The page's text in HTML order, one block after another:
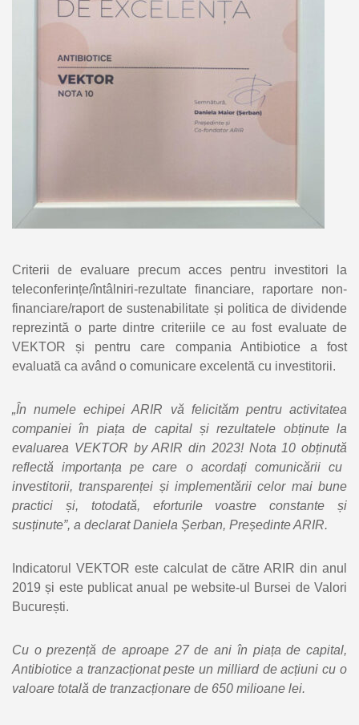
Criterii de evaluare precum acces pentru investitori la
teleconferințe/întâlniri-rezultate financiare, raportare non-
financiare/raport de sustenabilitate și politica de dividende
reprezintă o parte dintre criteriile ce au fost evaluate de
VEKTOR și pentru care compania Antibiotice a fost
evaluată ca având o comunicare excelentă cu investitorii.
„În numele echipei ARIR vă felicităm pentru activitatea
companiei în piața de capital și rezultatele obținute la
evaluarea VEKTOR by ARIR din 2023! Nota 10 obținută
reflectă importanța pe care o acordați comunicării cu
investitorii, transparenței și implementării celor mai bune
practici și, totodată, eforturile voastre constante și
susținute”, a declarat Daniela Șerban, Președinte ARIR.
Indicatorul VEKTOR este calculat de către ARIR din anul
2019 și este publicat anual pe website-ul Bursei de Valori
București.
Cu o prezență de aproape 27 de ani în piața de capital,
Antibiotice a tranzacționat peste un milliard de acțiuni cu o
valoare totală de tranzacționare de 650 milioane lei.